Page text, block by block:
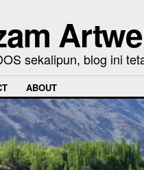
sekalipun, blog ini
ABOUT